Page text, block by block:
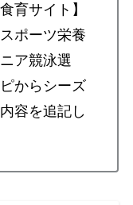
育サイト】
ポーツ栄養
ア競泳選
からシーズ
容を追記し